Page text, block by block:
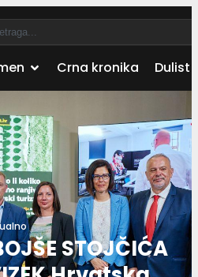
Crna kronika Dulist
STOJČIĆA